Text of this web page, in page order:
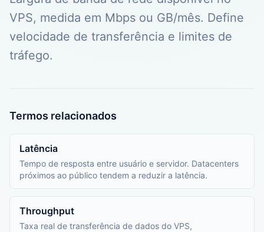
VPS, medida em Mbps ou GB/mês. Define
velocidade de transferência e limites de
tráfego.
Termos relacionados
Latência
Tempo de resposta entre usuário e servidor. Datacenters
próximos ao público tendem a reduzir a latência.
Throughput
Taxa real de transferência de dados do VPS,